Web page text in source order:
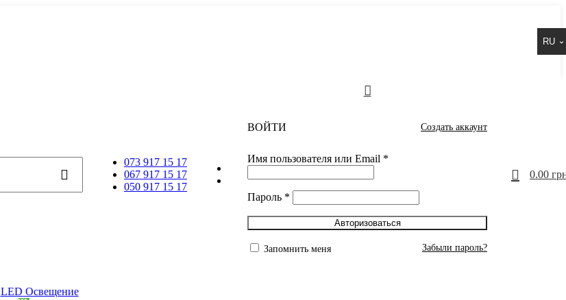
RU
073 917 15 17
067 917 15 17
050 917 15 17
ВОЙТИ Создать аккаунт
Имя пользователя или Email *
Пароль *
Авторизоваться
Забыли пароль?
Запомнить меня
0.00
LED Освещение